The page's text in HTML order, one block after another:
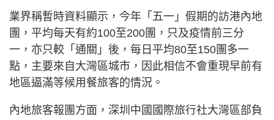
業界稱暫時資料顯示，今年「五一」假期的訪港內地
團，平均每天有約100至200團，只及疫情前三分
一，亦只較「通關」後，每日平均80至150團多一
點，主要來自大灣區城市，因此相信不會重現早前有
地區逼滿等候用餐旅客的情況。
內地旅客報團方面，深圳中國國際旅行社大灣區部負